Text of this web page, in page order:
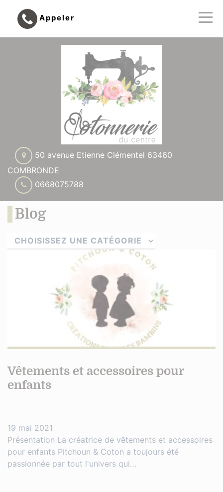
Appeler
50 avenue Etienne Clémentel 63460
COMBRONDE
0668075788
Blog
Vêtements et accessoires pour
enfants
19 mai 2021
Présentation La créatrice de vêtements et accessoires
pour enfants Pitchoun & Coton a toujours été
passionnée par tout l'univers qui…